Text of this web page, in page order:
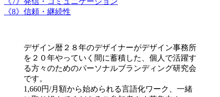
《8》信頼・継続性
デザイン暦２８年のデザイナーがデザイン事務所
を２０年やっていく間に蓄積した、個人で活躍す
る方々のためのパーソナルブランディング研究会
です。
1,660円/月額から始められる言語化ワーク、一緒